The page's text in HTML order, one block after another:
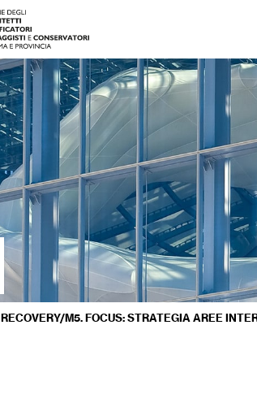
RECOVERY/M5. FOCUS: STRATEGIA AREE